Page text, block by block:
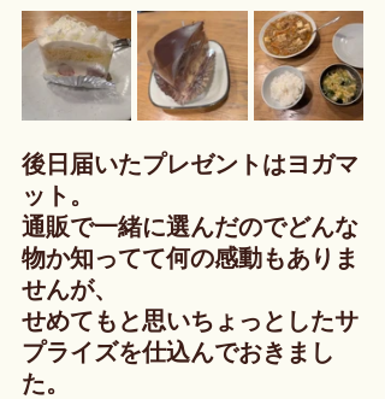
後日届いたプレゼントはヨガマ
ット。
通販で一緒に選んだのでどんな
物か知ってて何の感動もありま
せんが、
せめてもと思いちょっとしたサ
プライズを仕込んでおきまし
た。